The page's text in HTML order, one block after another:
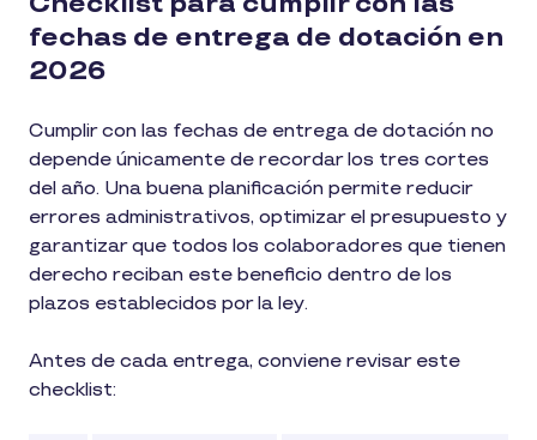
fechas de entrega de dotación en
2026
Cumplir con las fechas de entrega de dotación no
depende únicamente de recordar los tres cortes
del año. Una buena planificación permite reducir
errores administrativos, optimizar el presupuesto y
garantizar que todos los colaboradores que tienen
derecho reciban este beneficio dentro de los
plazos establecidos por la ley.
Antes de cada entrega, conviene revisar este
checklist: